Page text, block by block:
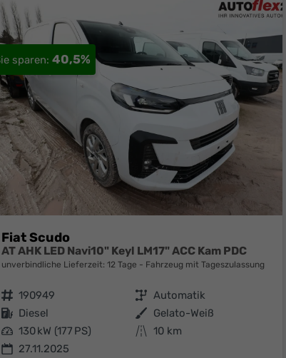
40,5%
Fiat Scudo
AT AHK LED Navi10" Keyl LM17" ACC Kam PDC
unverbindliche Lieferzeit: 12 Tage Fahrzeug mit Tageszulassung
Fahrzeugnr. 190949 Getriebe Automatik
Kraftstoff Diesel Außenfarbe Gelato-Weiß
Leistung 130 kW (177 PS) Kilometerstand 10 km
27.11.2025